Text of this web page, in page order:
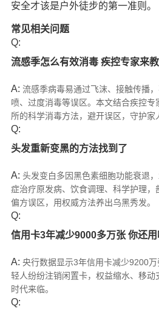
安全才该是户外徒步的第一准则。
常见相关问题
Q:
流感季怎么有效消毒 疾控专家来
A: 流感季病毒易通过飞沫、接触传播
喷、过度消毒等误区。本文结合疾控
所的科学消毒方法，避开误区，守护家
Q:
头发重新变黑的方法找到了
A: 头发变白多因黑色素细胞功能衰退
症治疗原发病、饮食调理、科学护理
偏方误区，用权威方法养出乌黑秀发。
Q:
信用卡3年减少9000多万张 你还用
A: 央行数据显示3年信用卡减少9200
轻人纷纷注销闲置卡，权益缩水、移动
时代来临。
Q: